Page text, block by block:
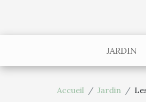
JARDIN
Accueil Jardin